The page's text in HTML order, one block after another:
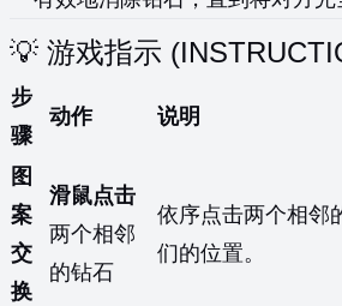
💡 游戏指示
步
骤
动作 说明
图
案
交
换
滑鼠点击
两个相邻
的钻石
依序点击两个相邻
们的位置。